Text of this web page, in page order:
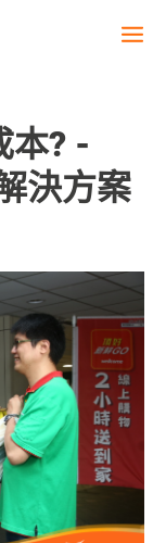
本? -
決方案